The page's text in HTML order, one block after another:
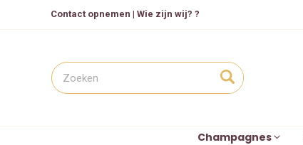
Contact opnemen | Wie zijn wij? ?
Champagnes